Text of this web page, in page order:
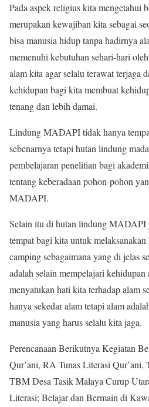
Pada aspek religius kita mengetahui
merupakan kewajiban kita sebagai
bisa manusia hidup tanpa hadirnya
memenuhi kebutuhan sehari-hari
alam kita agar selalu terawat terjaga
kehidupan bagi kita membuat
tenang dan lebih damai.
Lindung MADAPI tidak hanya
sebenarnya tetapi hutan lindung
pembelajaran penelitian bagi
tentang keberadaan pohon-pohon
MADAPI.
Selain itu di hutan lindung MADAPI
tempat bagi kita untuk
camping sebagaimana yang di jelas
adalah selain mempelajari
menyatukan hati kita terhadap alam
hanya sekedar alam tetapi alam
manusia yang harus selalu kita jaga.
Perencanaan Berikutnya Kegiatan
Qur’ani, RA Tunas Literasi Qur’ani,
TBM Desa Tasik Malaya Curup
Literasi; Belajar dan Bermain di